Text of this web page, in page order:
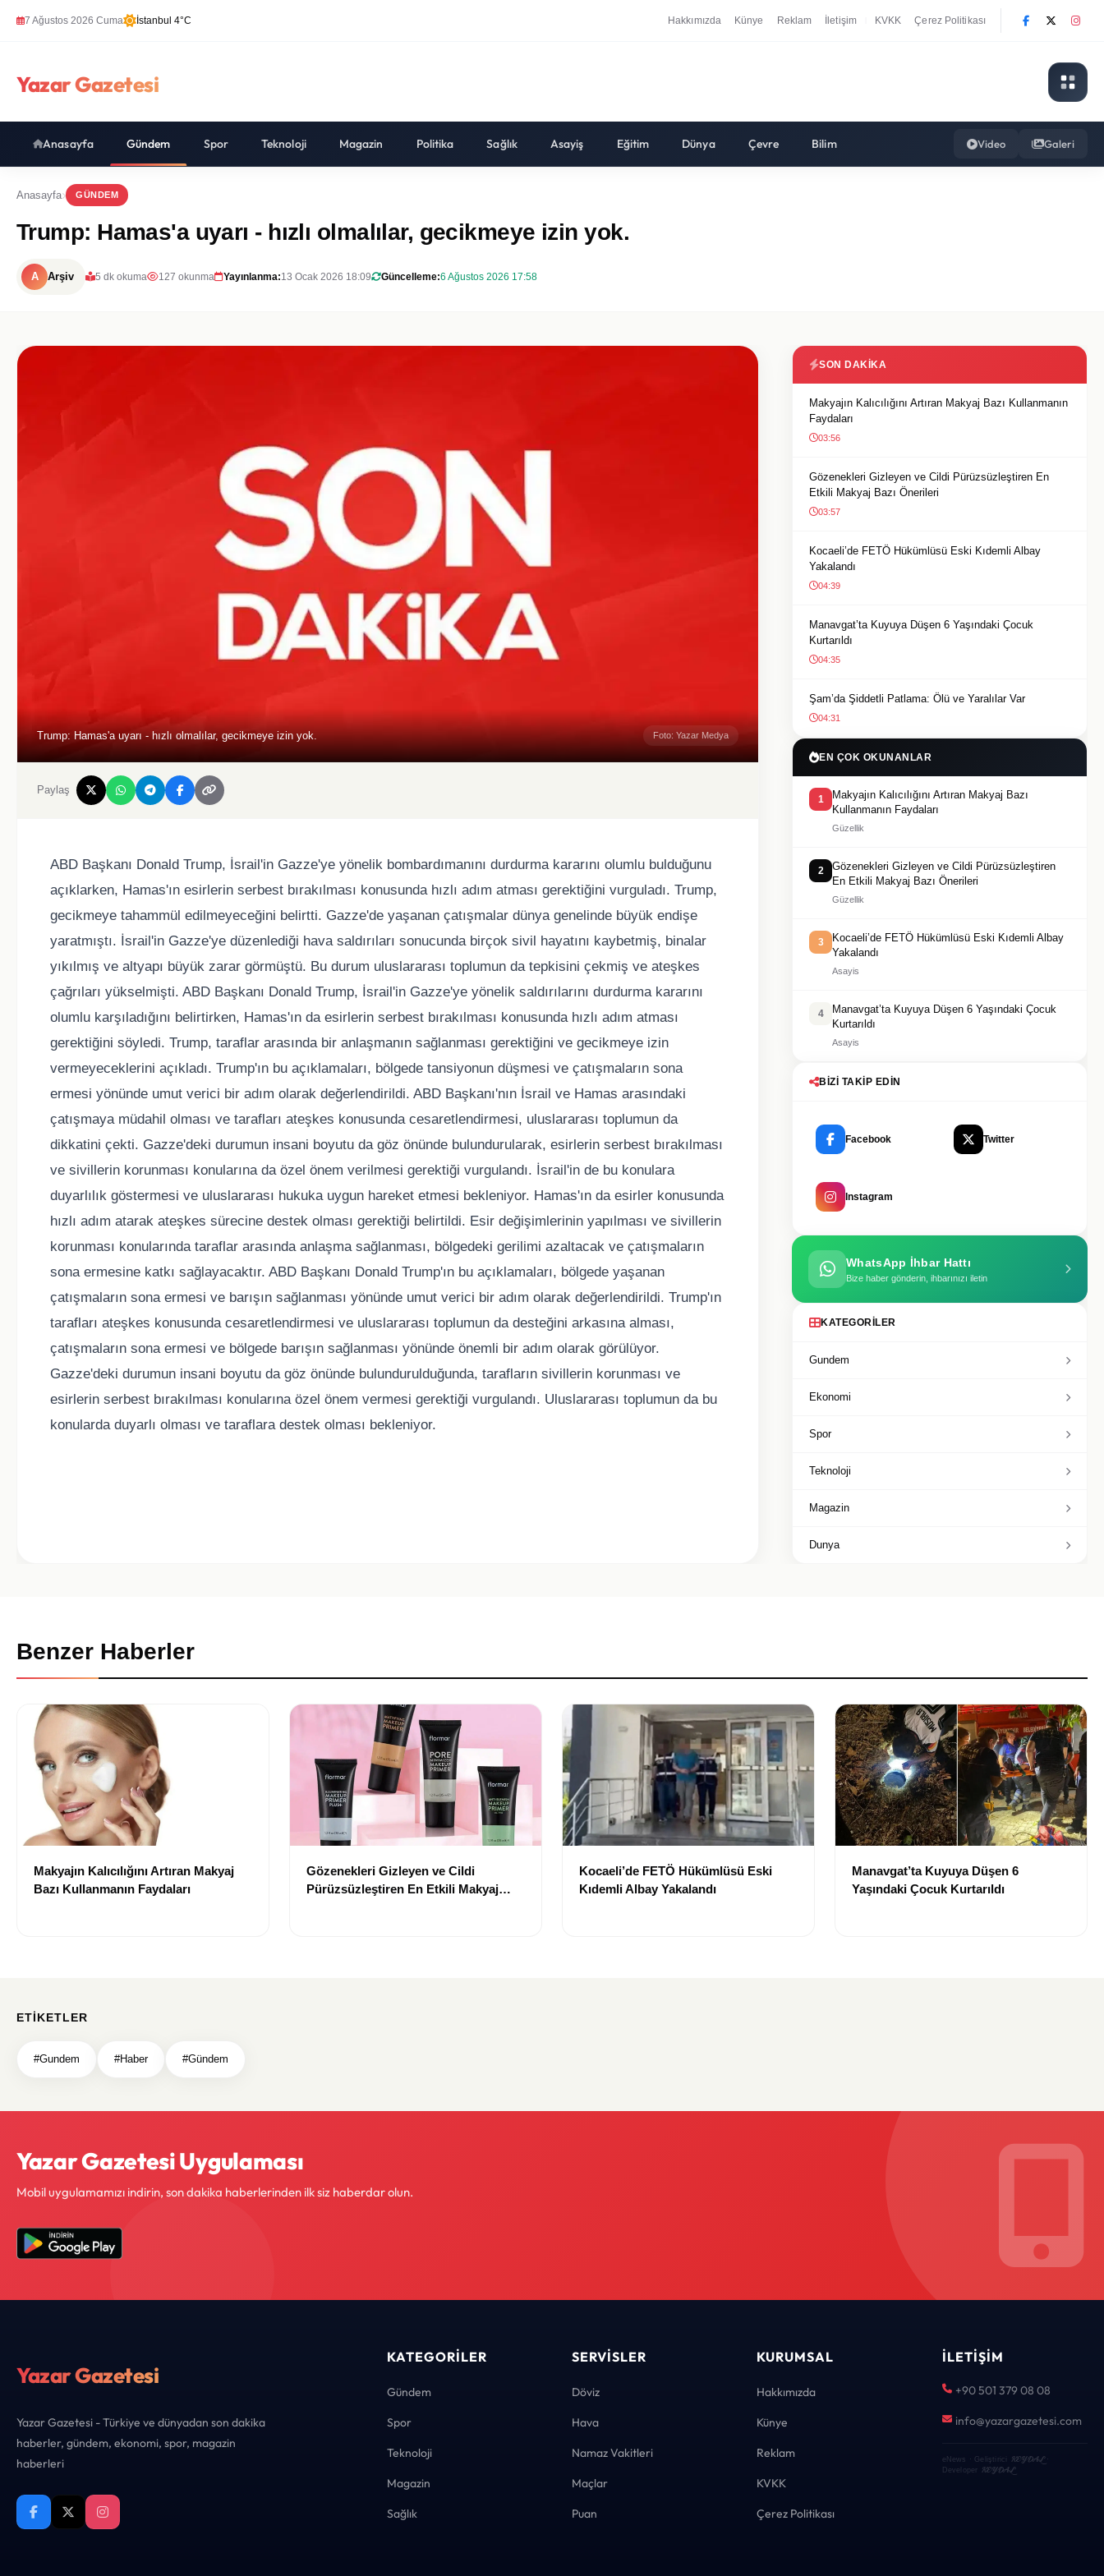
7 Ağustos 2026 Cuma İstanbul 4°C Hakkımızda Künye Reklam İletişim KVKK Çerez Politikası
Yazar Gazetesi
Anasayfa Gündem Spor Teknoloji Magazin Politika Sağlık Asayiş Eğitim Dünya Çevre Bilim Video Galeri
Anasayfa GÜNDEM
Trump: Hamas'a uyarı - hızlı olmalılar, gecikmeye izin yok.
A Arşiv 5 dk okuma 127 okunma Yayınlanma:13 Ocak 2026 18:09 Güncelleme:6 Ağustos 2026 17:58
Trump: Hamas'a uyarı - hızlı olmalılar, gecikmeye izin yok. Foto: Yazar Medya
Paylaş
ABD Başkanı Donald Trump, İsrail'in Gazze'ye yönelik bombardımanını durdurma kararını olumlu bulduğunu
açıklarken, Hamas'ın esirlerin serbest bırakılması konusunda hızlı adım atması gerektiğini vurguladı. Trump,
gecikmeye tahammül edilmeyeceğini belirtti. Gazze'de yaşanan çatışmalar dünya genelinde büyük endişe
yaratmıştı. İsrail'in Gazze'ye düzenlediği hava saldırıları sonucunda birçok sivil hayatını kaybetmiş, binalar
yıkılmış ve altyapı büyük zarar görmüştü. Bu durum uluslararası toplumun da tepkisini çekmiş ve ateşkes
çağrıları yükselmişti. ABD Başkanı Donald Trump, İsrail'in Gazze'ye yönelik saldırılarını durdurma kararını
olumlu karşıladığını belirtirken, Hamas'ın da esirlerin serbest bırakılması konusunda hızlı adım atması
gerektiğini söyledi. Trump, taraflar arasında bir anlaşmanın sağlanması gerektiğini ve gecikmeye izin
vermeyeceklerini açıkladı. Trump'ın bu açıklamaları, bölgede tansiyonun düşmesi ve çatışmaların sona
ermesi yönünde umut verici bir adım olarak değerlendirildi. ABD Başkanı'nın İsrail ve Hamas arasındaki
çatışmaya müdahil olması ve tarafları ateşkes konusunda cesaretlendirmesi, uluslararası toplumun da
dikkatini çekti. Gazze'deki durumun insani boyutu da göz önünde bulundurularak, esirlerin serbest bırakılması
ve sivillerin korunması konularına da özel önem verilmesi gerektiği vurgulandı. İsrail'in de bu konulara
duyarlılık göstermesi ve uluslararası hukuka uygun hareket etmesi bekleniyor. Hamas'ın da esirler konusunda
hızlı adım atarak ateşkes sürecine destek olması gerektiği belirtildi. Esir değişimlerinin yapılması ve sivillerin
korunması konularında taraflar arasında anlaşma sağlanması, bölgedeki gerilimi azaltacak ve çatışmaların
sona ermesine katkı sağlayacaktır. ABD Başkanı Donald Trump'ın bu açıklamaları, bölgede yaşanan
çatışmaların sona ermesi ve barışın sağlanması yönünde umut verici bir adım olarak değerlendirildi. Trump'ın
tarafları ateşkes konusunda cesaretlendirmesi ve uluslararası toplumun da desteğini arkasına alması,
çatışmaların sona ermesi ve bölgede barışın sağlanması yönünde önemli bir adım olarak görülüyor.
Gazze'deki durumun insani boyutu da göz önünde bulundurulduğunda, tarafların sivillerin korunması ve
esirlerin serbest bırakılması konularına özel önem vermesi gerektiği vurgulandı. Uluslararası toplumun da bu
konularda duyarlı olması ve taraflara destek olması bekleniyor.
SON DAKIKA
Makyajın Kalıcılığını Artıran Makyaj Bazı Kullanmanın
Faydaları
03:56
Gözenekleri Gizleyen ve Cildi Pürüzsüzleştiren En
Etkili Makyaj Bazı Önerileri
03:57
Kocaeli’de FETÖ Hükümlüsü Eski Kıdemli Albay
Yakalandı
04:39
Manavgat’ta Kuyuya Düşen 6 Yaşındaki Çocuk
Kurtarıldı
04:35
Şam’da Şiddetli Patlama: Ölü ve Yaralılar Var
04:31
EN ÇOK OKUNANLAR
1
Makyajın Kalıcılığını Artıran Makyaj Bazı
Kullanmanın Faydaları
Güzellik
2
Gözenekleri Gizleyen ve Cildi Pürüzsüzleştiren
En Etkili Makyaj Bazı Önerileri
Güzellik
3
Kocaeli’de FETÖ Hükümlüsü Eski Kıdemli Albay
Yakalandı
Asayis
4
Manavgat’ta Kuyuya Düşen 6 Yaşındaki Çocuk
Kurtarıldı
Asayis
BIZI TAKIP EDIN
Facebook Twitter
Instagram
WhatsApp İhbar Hattı
Bize haber gönderin, ihbarınızı iletin
KATEGORILER
Gundem
Ekonomi
Spor
Teknoloji
Magazin
Dunya
Benzer Haberler
Makyajın Kalıcılığını Artıran Makyaj
Bazı Kullanmanın Faydaları
Gözenekleri Gizleyen ve Cildi
Pürüzsüzleştiren En Etkili Makyaj
Kocaeli’de FETÖ Hükümlüsü Eski
Kıdemli Albay Yakalandı
Manavgat’ta Kuyuya Düşen 6
Yaşındaki Çocuk Kurtarıldı
ETIKETLER
#Gundem #Haber #Gündem
Yazar Gazetesi Uygulaması
Mobil uygulamamızı indirin, son dakika haberlerinden ilk siz haberdar olun.
Yazar Gazetesi
Yazar Gazetesi - Türkiye ve dünyadan son dakika
haberler, gündem, ekonomi, spor, magazin
haberleri
KATEGORILER
Gündem
Spor
Teknoloji
Magazin
Sağlık
SERVISLER
Döviz
Hava
Namaz Vakitleri
Maçlar
Puan
KURUMSAL
Hakkımızda
Künye
Reklam
KVKK
Çerez Politikası
İLETIŞIM
+90 501 379 08 08
info@yazargazetesi.com
eNews · Geliştirici KEYDAL·
Developer KEYDAL